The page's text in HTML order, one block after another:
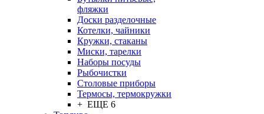
фляжки
Доски разделочные
Котелки, чайники
Кружки, стаканы
Миски, тарелки
Наборы посуды
Рыбочистки
Столовые приборы
Термосы, термокружки
+ ЕЩЕ 6